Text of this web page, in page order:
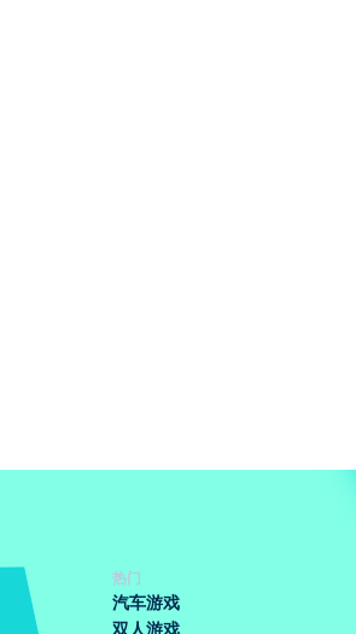
热门
汽车游戏
双人游戏